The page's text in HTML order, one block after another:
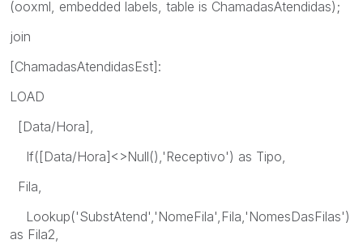
(ooxml, embedded labels, table is ChamadasAtendidas);
join
[ChamadasAtendidasEst]:
LOAD
[Data/Hora],
If([Data/Hora]<>Null(),'Receptivo') as Tipo,
Fila,
Lookup('SubstAtend','NomeFila',Fila,'NomesDasFilas')
as Fila2,